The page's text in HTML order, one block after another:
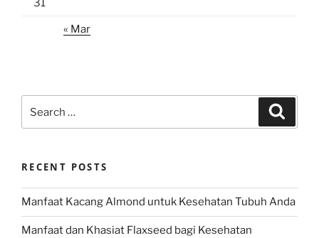
31
« Mar
for:
RECENT POSTS
Manfaat Kacang Almond untuk Kesehatan Tubuh Anda
Manfaat dan Khasiat Flaxseed bagi Kesehatan